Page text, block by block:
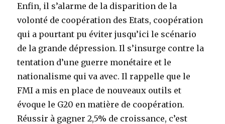
Enfin, il s’alarme de la disparition de la
volonté de coopération des Etats, coopération
qui a pourtant pu éviter jusqu’ici le scénario
de la grande dépression. Il s’insurge contre la
tentation d’une guerre monétaire et le
nationalisme qui va avec. Il rappelle que le
FMI a mis en place de nouveaux outils et
évoque le G20 en matière de coopération.
Réussir à gagner 2,5% de croissance, c’est